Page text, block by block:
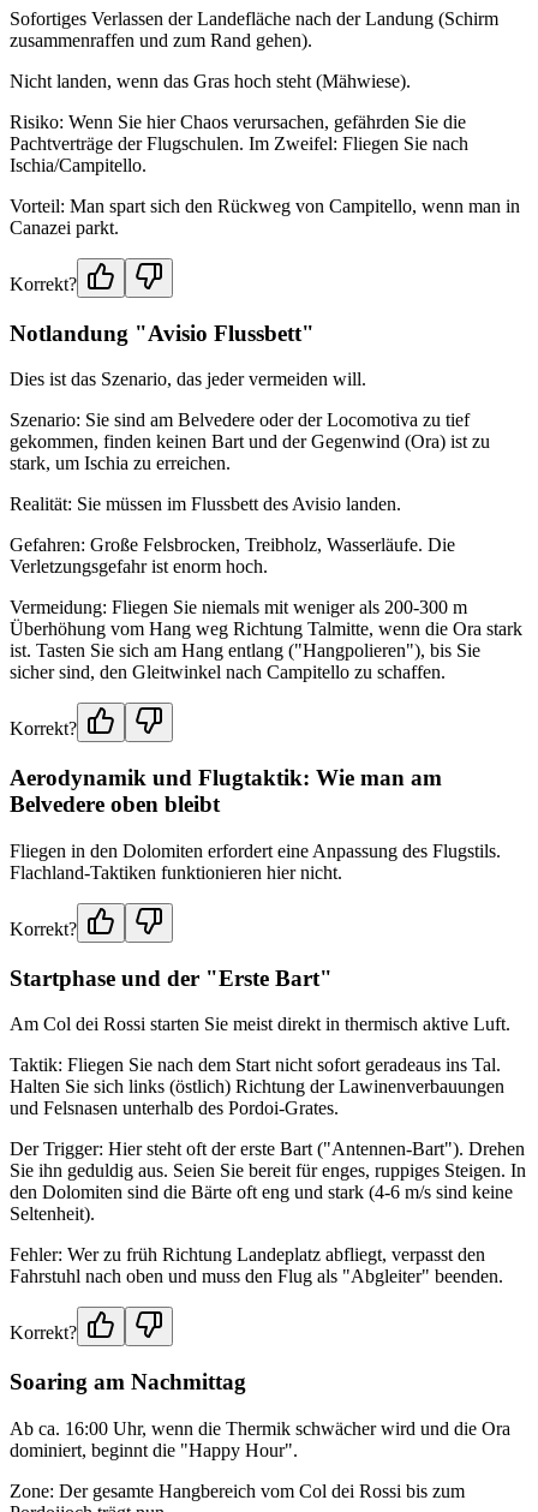
Sofortiges Verlassen der Landefläche nach der Landung (Schirm
zusammenraffen und zum Rand gehen).
Nicht landen, wenn das Gras hoch steht (Mähwiese).
Risiko: Wenn Sie hier Chaos verursachen, gefährden Sie die
Pachtverträge der Flugschulen. Im Zweifel: Fliegen Sie nach
Ischia/Campitello.
Vorteil: Man spart sich den Rückweg von Campitello, wenn man in
Canazei parkt.
Korrekt?
Notlandung "Avisio Flussbett"
Dies ist das Szenario, das jeder vermeiden will.
Szenario: Sie sind am Belvedere oder der Locomotiva zu tief
gekommen, finden keinen Bart und der Gegenwind (Ora) ist zu
stark, um Ischia zu erreichen.
Realität: Sie müssen im Flussbett des Avisio landen.
Gefahren: Große Felsbrocken, Treibholz, Wasserläufe. Die
Verletzungsgefahr ist enorm hoch.
Vermeidung: Fliegen Sie niemals mit weniger als 200-300 m
Überhöhung vom Hang weg Richtung Talmitte, wenn die Ora stark
ist. Tasten Sie sich am Hang entlang ("Hangpolieren"), bis Sie
sicher sind, den Gleitwinkel nach Campitello zu schaffen.
Korrekt?
Aerodynamik und Flugtaktik: Wie man am
Belvedere oben bleibt
Fliegen in den Dolomiten erfordert eine Anpassung des Flugstils.
Flachland-Taktiken funktionieren hier nicht.
Korrekt?
Startphase und der "Erste Bart"
Am Col dei Rossi starten Sie meist direkt in thermisch aktive Luft.
Taktik: Fliegen Sie nach dem Start nicht sofort geradeaus ins Tal.
Halten Sie sich links (östlich) Richtung der Lawinenverbauungen
und Felsnasen unterhalb des Pordoi-Grates.
Der Trigger: Hier steht oft der erste Bart ("Antennen-Bart"). Drehen
Sie ihn geduldig aus. Seien Sie bereit für enges, ruppiges Steigen. In
den Dolomiten sind die Bärte oft eng und stark (4-6 m/s sind keine
Seltenheit).
Fehler: Wer zu früh Richtung Landeplatz abfliegt, verpasst den
Fahrstuhl nach oben und muss den Flug als "Abgleiter" beenden.
Korrekt?
Soaring am Nachmittag
Ab ca. 16:00 Uhr, wenn die Thermik schwächer wird und die Ora
dominiert, beginnt die "Happy Hour".
Zone: Der gesamte Hangbereich vom Col dei Rossi bis zum